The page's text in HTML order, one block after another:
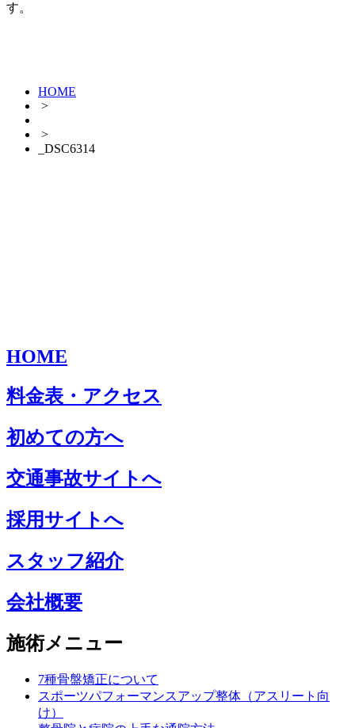
す。
HOME
>
>
_DSC6314
HOME
料金表・アクセス
初めての方へ
交通事故サイトへ
採用サイトへ
スタッフ紹介
会社概要
施術メニュー
7種骨盤矯正について
スポーツパフォーマンスアップ整体（アスリート向
け）